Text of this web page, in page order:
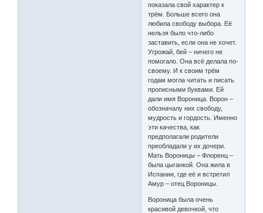
показала свой характер к
трём. Больше всего она
любила свободу выбора. Её
нельзя было что-либо
заставить, если она не хочет.
Угрожай, бей – ничего не
помогало. Она всё делала по-
своему. И к своим трём
годам могла читать и писать
прописными буквами. Ей
дали имя Вороница. Ворон –
обозначалу них свободу,
мудрость и гордость. Именно
эти качества, как
предполагали родители
преобладали у их дочери.
Мать Вороницы – Флоренц –
была цыганкой. Она жила в
Испании, где её и встретил
Амур – отец Вороницы.
Вороница была очень
красивой девочкой, что